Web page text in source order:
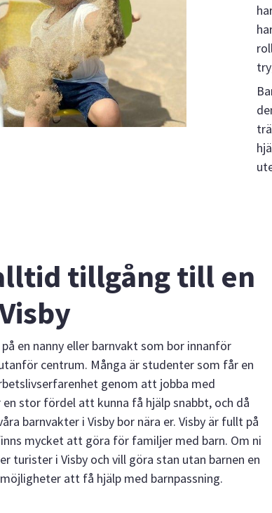
tillgång till en
en nanny eller barnvakt som bor innanför
centrum. Många är studenter som får en
genom att jobba med
en stor fördel att kunna få hjälp snabbt, och då
barnvakter i Visby bor nära er. Visby är fullt på
mycket att göra för familjer med barn. Om ni
turister i Visby och vill göra stan utan barnen en
att få hjälp med barnpassning.